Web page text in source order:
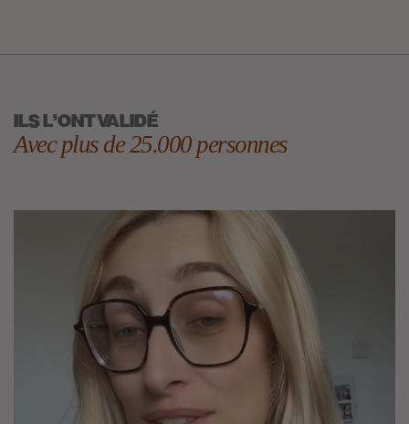
Avec plus de 25.000 personnes
ILS L'ONT VALIDÉ